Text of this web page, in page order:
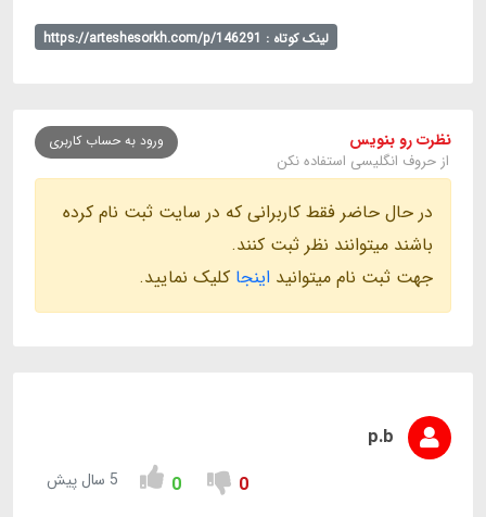
لینک کوتاه : https://arteshesorkh.com/p/146291
نظرت رو بنویس
از حروف انگلیسی استفاده نکن
ورود به حساب کاربری
در حال حاضر فقط کاربرانی که در سایت ثبت نام کرده
باشند میتوانند نظر ثبت کنند.
جهت ثبت نام میتوانید اینجا کلیک نمایید.
p.b
0
0 5 سال پیش